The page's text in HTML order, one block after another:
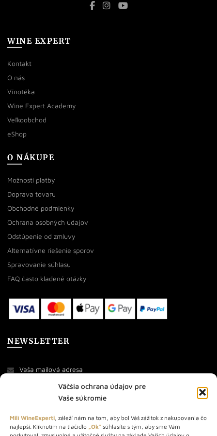
Väčšia ochrana údajov pre
Vaše súkromie
Milí WineExperti, záleží nám na tom, aby bol Váš zážitok z nakupovania čo
najlepší. Kliknutím na tlačidlo „Ok“ súhlasíte s tým, aby sme Vám
WINE EXPERT
Kontakt
O nás
Vínotéka
Wine Expert Academy
Veľkoobchod
eShop
O NÁKUPE
Možnosti platby
Doprava tovaru
Obchodné podmienky
Ochrana osobných údajov
Odstúpenie od zmluvy
Alternatívne riešenie sporov
Spravovanie súhlasu
FAQ často kladené otázky
NEWSLETTER
O NÁS